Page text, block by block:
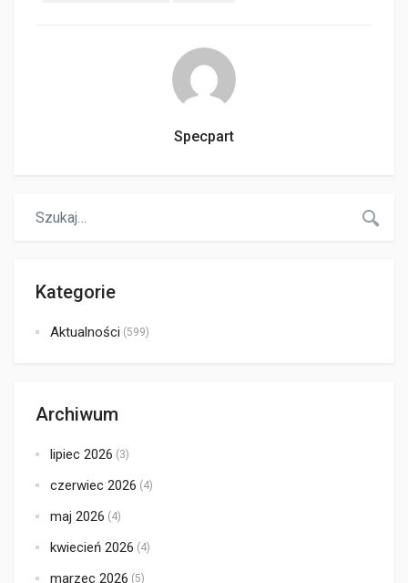
Specpart
Kategorie
Aktualności (599)
Archiwum
lipiec 2026 (3)
czerwiec 2026 (4)
maj 2026 (4)
kwiecień 2026 (4)
marzec 2026 (5)